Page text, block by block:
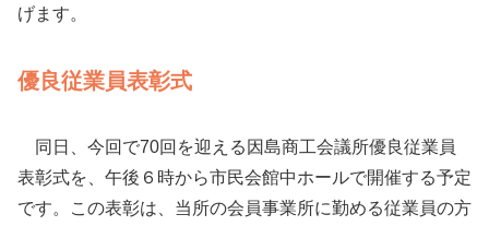
げます。
優良従業員表彰式
同日、今回で70回を迎える因島商工会議所優良従業員
表彰式を、午後６時から市民会館中ホールで開催する予定
です。この表彰は、当所の会員事業所に勤める従業員の方